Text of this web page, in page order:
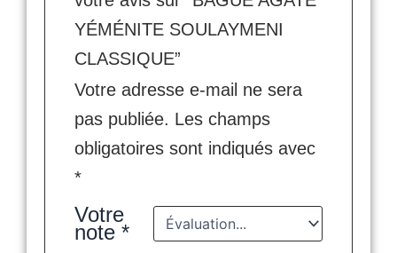
YÉMÉNITE SOULAYMENI
CLASSIQUE”
Votre adresse e-mail ne sera
pas publiée. Les champs
obligatoires sont indiqués avec
*
Votre
note*